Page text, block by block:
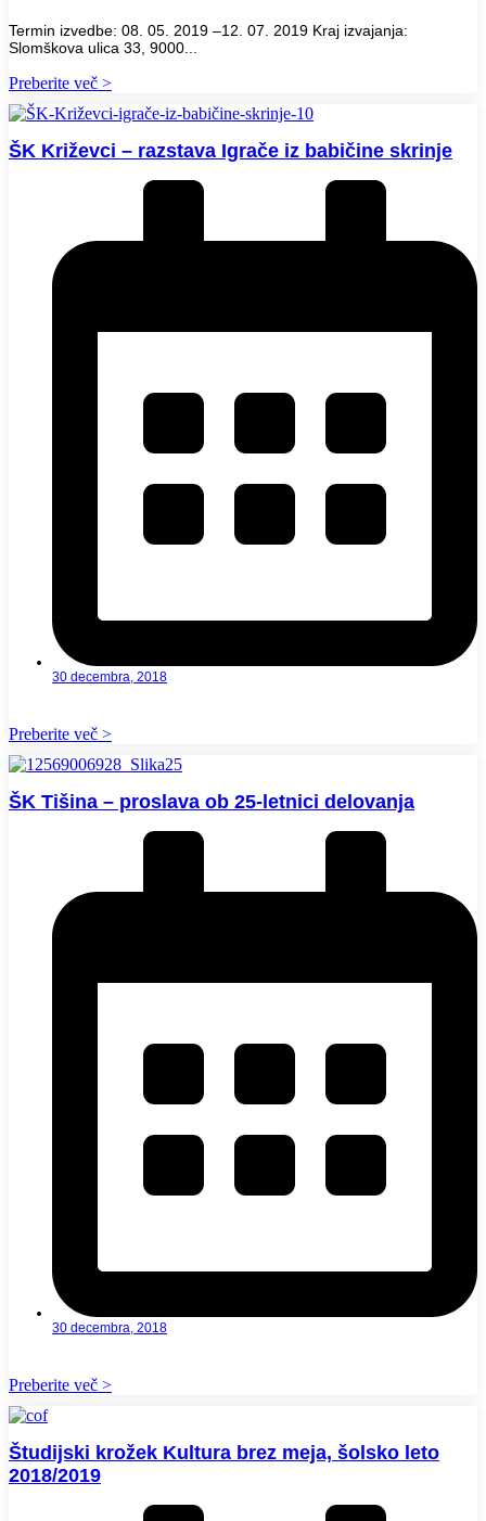
Termin izvedbe: 08. 05. 2019 –12. 07. 2019 Kraj izvajanja:
Slomškova ulica 33, 9000...
Preberite več >
ŠK Križevci – razstava Igrače iz babičine skrinje
30 decembra, 2018
Preberite več >
ŠK Tišina – proslava ob 25-letnici delovanja
30 decembra, 2018
Preberite več >
Študijski krožek Kultura brez meja, šolsko leto
2018/2019